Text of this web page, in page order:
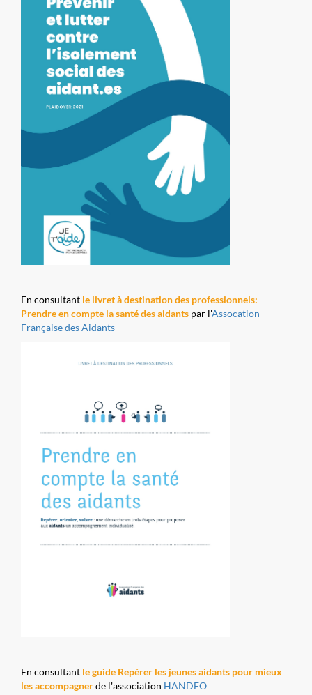
En consultant le livret à destination des professionnels:
Prendre en compte la santé des aidants par l'Assocation
Française des Aidants
En consultant le guide Repérer les jeunes aidants pour mieux
les accompagnerde l'association HANDEO